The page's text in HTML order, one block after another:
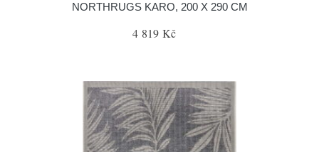
NORTHRUGS KARO, 200 X 290 CM
4 819 Kč